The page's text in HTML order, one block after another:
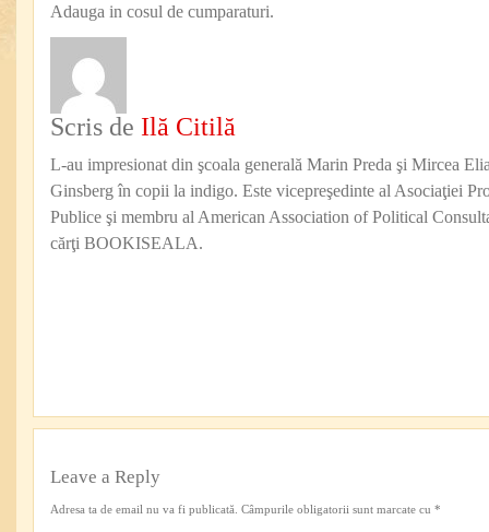
Adauga in cosul de cumparaturi.
Scris de Ilă Citilă
L-au impresionat din şcoala generală Marin Preda şi Mircea
Ginsberg în copii la indigo. Este vicepreşedinte al Asociaţiei
Publice şi membru al American Association of Political
cărţi BOOKISEALA.
Leave a Reply
Adresa ta de email nu va fi publicată. Câmpurile obligatorii sunt marcate cu *